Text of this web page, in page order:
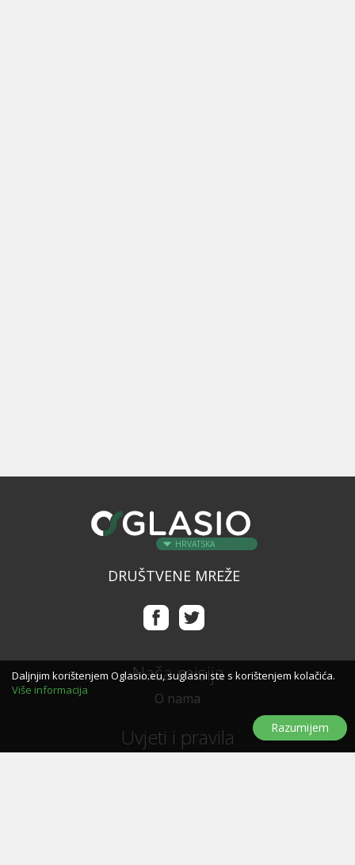
HRVATSKA
DRUŠTVENE MREŽE
Naša misija
O nama
Uvjeti i pravila
Daljnjim korištenjem Oglasio.eu, suglasni ste s korištenjem kolačića.
Više informacija
Razumijem